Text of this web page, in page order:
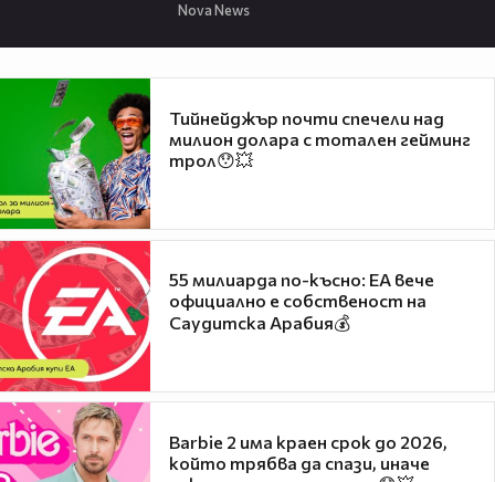
Nova News
Тийнейджър почти спечели над
милион долара с тотален гейминг
трол😯💥
55 милиарда по-късно: EA вече
официално е собственост на
Саудитска Арабия💰
Barbie 2 има краен срок до 2026,
който трябва да спази, иначе